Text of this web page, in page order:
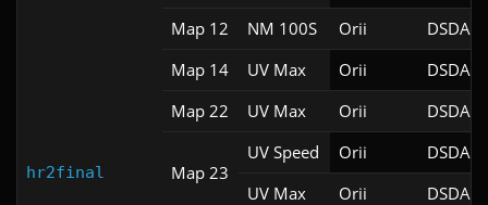
hr2final
Map 12
NM 100S Orii
DSDA-
Map 14
UV Max Orii
DSDA-
Map 22
UV Max Orii DSDA-
Map 23
UV Speed Orii
DSDA-
UV Max
Orii
DSDA-